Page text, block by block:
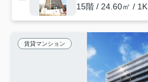
15階 / 24.60㎡ / 1K
賃貸マンション